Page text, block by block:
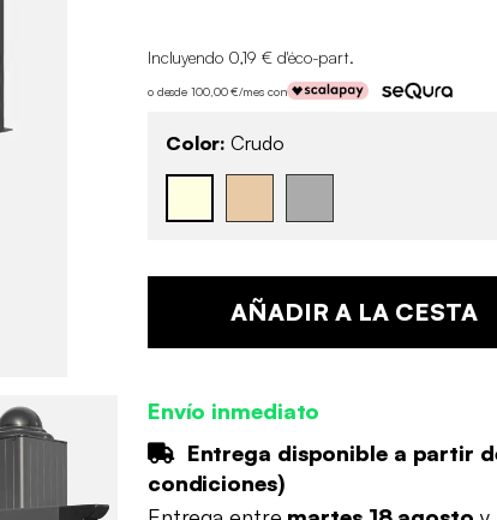
Incluyendo 0,19 € d'éco-part.
o desde 100,00 €/mes con
Color: Crudo
AÑADIR A LA CESTA
Envío inmediato
Entrega disponible a partir
condiciones)